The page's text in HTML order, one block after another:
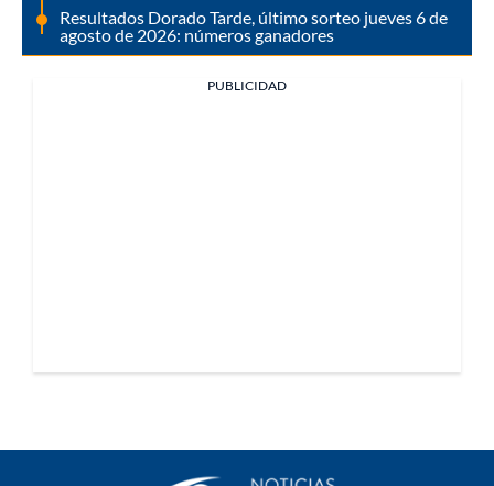
Resultados Dorado Tarde, último sorteo jueves 6 de
agosto de 2026: números ganadores
PUBLICIDAD